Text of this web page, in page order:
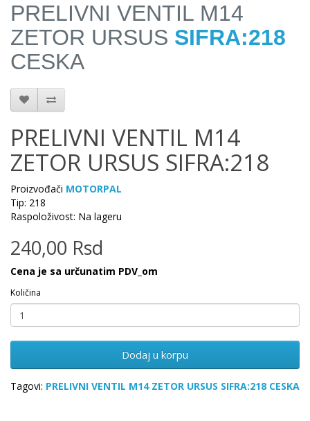
PRELIVNI VENTIL M14
ZETOR URSUS SIFRA:218
CESKA
PRELIVNI VENTIL M14
ZETOR URSUS SIFRA:218
Proizvođači MOTORPAL
Tip: 218
Raspoloživost: Na lageru
240,00 Rsd
Cena je sa určunatim PDV_om
Količina
Dodaj u korpu
Tagovi: PRELIVNI VENTIL M14 ZETOR URSUS SIFRA:218 CESKA